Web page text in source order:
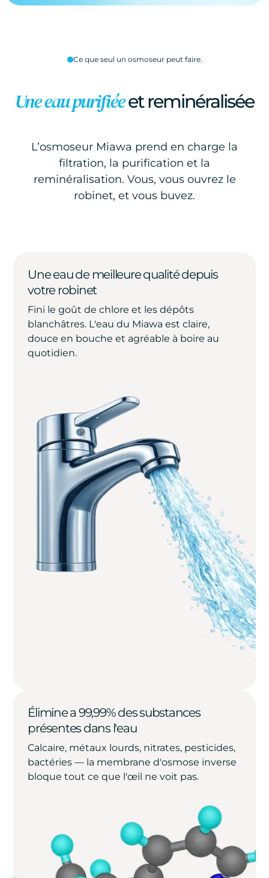
Ce que seul un osmoseur peut faire.
Une eau purifiéeet reminéralisée
L’osmoseur Miawa prend en charge la
filtration, la purification et la
reminéralisation. Vous, vous ouvrez le
robinet, et vous buvez.
Une eau de meilleure qualité depuis
votre robinet
Fini le goût de chlore et les dépôts
blanchâtres. L'eau du Miawa est claire,
douce en bouche et agréable à boire au
quotidien.
Élimine a 99,99% des substances
présentes dans l'eau
Calcaire, métaux lourds, nitrates, pesticides,
bactéries — la membrane d'osmose inverse
bloque tout ce que l'œil ne voit pas.